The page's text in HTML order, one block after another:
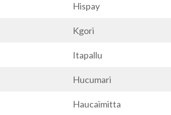
Hispay
Kgori
Itapallu
Hucumari
Haucaimitta